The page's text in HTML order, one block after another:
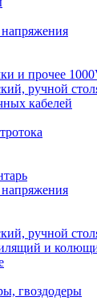
и прочее
ручной
кабелей
ручной
и
гвоздодеры